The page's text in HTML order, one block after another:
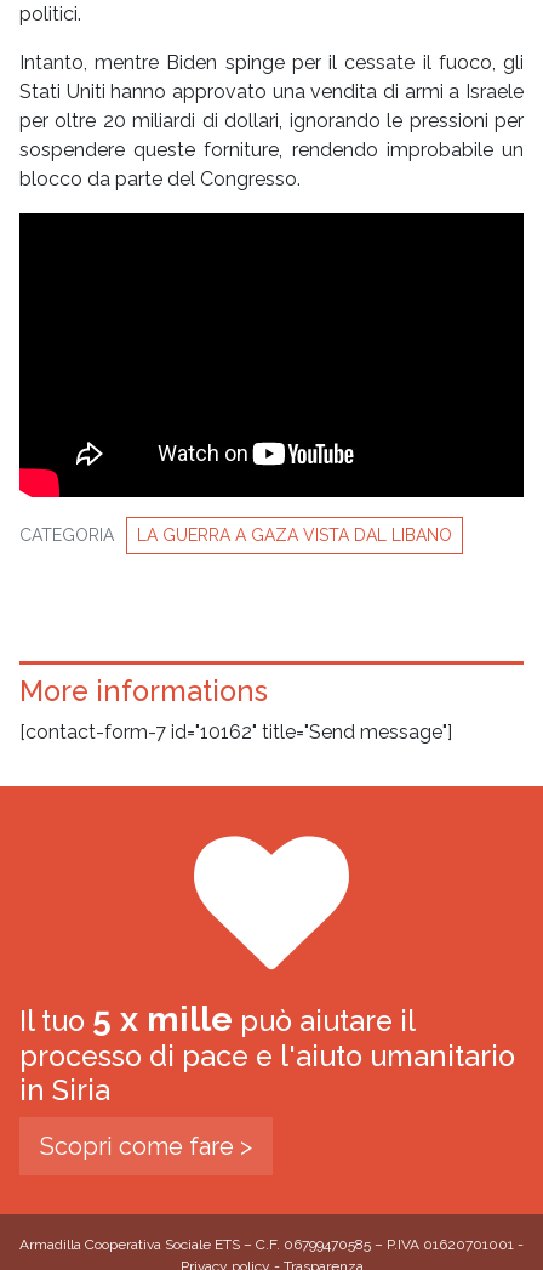
politici.
Intanto, mentre Biden spinge per il cessate il fuoco, gli
Stati Uniti hanno approvato una vendita di armi a Israele
per oltre 20 miliardi di dollari, ignorando le pressioni per
sospendere queste forniture, rendendo improbabile un
blocco da parte del Congresso.
CATEGORIA LA GUERRA A GAZA VISTA DAL LIBANO
More informations
[contact-form-7 id="10162" title="Send message"]
Il tuo 5 x mille può aiutare il
processo di pace e l'aiuto umanitario
in Siria
Scopri come fare >
Armadilla Cooperativa Sociale ETS – C.F. 06799470585 – P.IVA 01620701001 -
Privacy policy - Trasparenza